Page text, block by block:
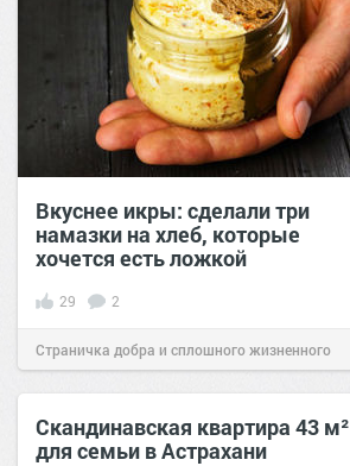
Вкуснее икры: сделали три
намазки на хлеб, которые
хочется есть ложкой
29 2
Страничка добра и сплошного жизненного
позитива! 14:01 20 апр 2020
Скандинавская квартира 43 м²
для семьи в Астрахани